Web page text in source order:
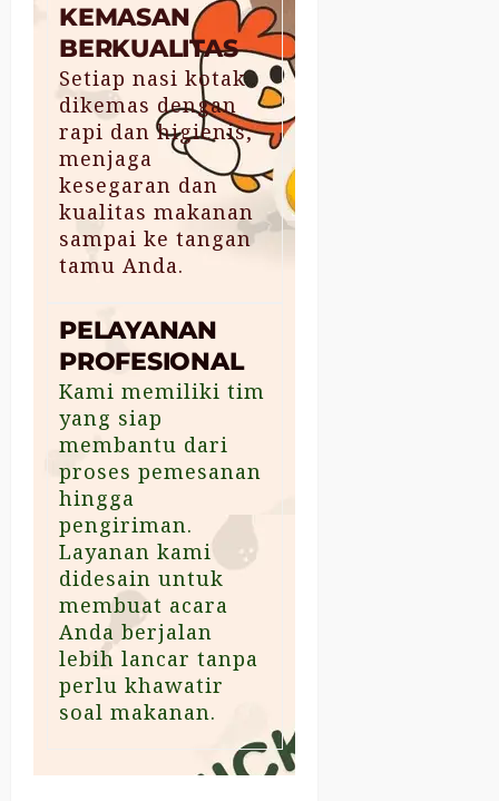
KEMASAN
BERKUALITAS
Setiap nasi kotak
dikemas dengan
rapi dan higienis,
menjaga
kesegaran dan
kualitas makanan
sampai ke tangan
tamu Anda.
PELAYANAN
PROFESIONAL
Kami memiliki tim
yang siap
membantu dari
proses pemesanan
hingga
pengiriman.
Layanan kami
didesain untuk
membuat acara
Anda berjalan
lebih lancar tanpa
perlu khawatir
soal makanan.